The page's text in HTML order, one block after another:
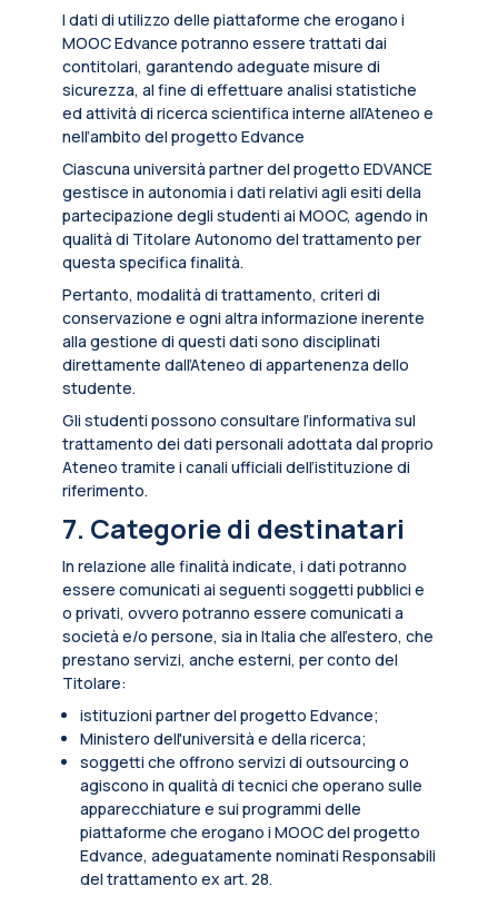
I dati di utilizzo delle piattaforme che erogano i
MOOC Edvance potranno essere trattati dai
contitolari, garantendo adeguate misure di
sicurezza, al fine di effettuare analisi statistiche
ed attività di ricerca scientifica interne all’Ateneo e
nell’ambito del progetto Edvance
Ciascuna università partner del progetto EDVANCE
gestisce in autonomia i dati relativi agli esiti della
partecipazione degli studenti ai MOOC, agendo in
qualità di Titolare Autonomo del trattamento per
questa specifica finalità.
Pertanto, modalità di trattamento, criteri di
conservazione e ogni altra informazione inerente
alla gestione di questi dati sono disciplinati
direttamente dall’Ateneo di appartenenza dello
studente.
Gli studenti possono consultare l’informativa sul
trattamento dei dati personali adottata dal proprio
Ateneo tramite i canali ufficiali dell’istituzione di
riferimento.
7. Categorie di destinatari
In relazione alle finalità indicate, i dati potranno
essere comunicati ai seguenti soggetti pubblici e
o privati, ovvero potranno essere comunicati a
società e/o persone, sia in Italia che all’estero, che
prestano servizi, anche esterni, per conto del
Titolare:
istituzioni partner del progetto Edvance;
Ministero dell'università e della ricerca;
soggetti che offrono servizi di outsourcing o
agiscono in qualità di tecnici che operano sulle
apparecchiature e sui programmi delle
piattaforme che erogano i MOOC del progetto
Edvance, adeguatamente nominati Responsabili
del trattamento ex art. 28.